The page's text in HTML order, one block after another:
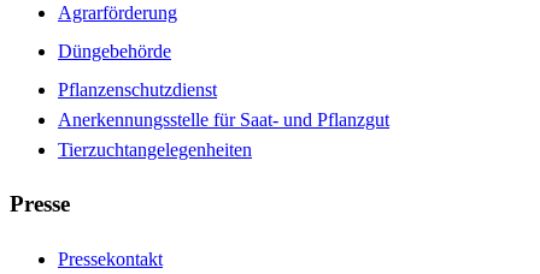
Agrarförderung
Düngebehörde
Pflanzenschutzdienst
Anerkennungsstelle für Saat- und Pflanzgut
Tierzuchtangelegenheiten
Presse
Pressekontakt